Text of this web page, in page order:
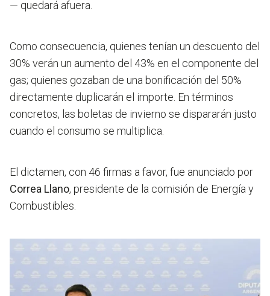
— quedará afuera.
Como consecuencia, quienes tenían un descuento del
30% verán un aumento del 43% en el componente del
gas; quienes gozaban de una bonificación del 50%
directamente duplicarán el importe. En términos
concretos, las boletas de invierno se dispararán justo
cuando el consumo se multiplica.
El dictamen, con 46 firmas a favor, fue anunciado por
Correa Llano, presidente de la comisión de Energía y
Combustibles.